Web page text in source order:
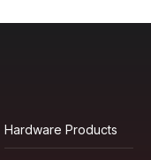
Hardware Products